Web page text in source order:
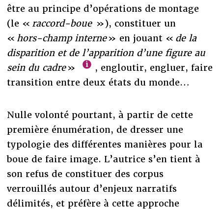
être au principe d’opérations de montage
(le « raccord-boue »), constituer un
« hors-champ interne» en jouant « de la
disparition et de l’apparition d’une figure au
sein du cadre»
, engloutir, engluer, faire
transition entre deux états du monde…
Nulle volonté pourtant, à partir de cette
première énumération, de dresser une
typologie des différentes manières pour la
boue de faire image. L’autrice s’en tient à
son refus de constituer des corpus
verrouillés autour d’enjeux narratifs
délimités, et préfère à cette approche